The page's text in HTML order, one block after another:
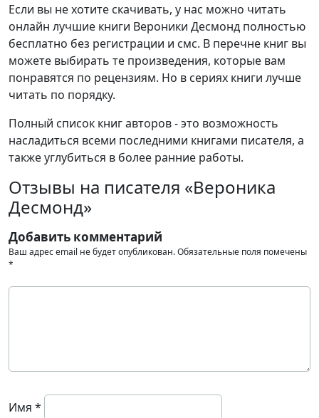
Если вы не хотите скачивать, у нас можно читать
онлайн лучшие книги Вероники Десмонд полностью
бесплатно без регистрации и смс. В перечне книг вы
можете выбирать те произведения, которые вам
понравятся по рецензиям. Но в сериях книги лучше
читать по порядку.
Полный список книг авторов - это возможность
насладиться всеми последними книгами писателя, а
также углубиться в более ранние работы.
Отзывы на писателя «Вероника
Десмонд»
Добавить комментарий
Ваш адрес email не будет опубликован.Обязательные поля помечены
*
Имя *